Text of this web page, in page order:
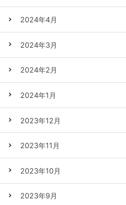
2024年4月
2024年3月
2024年2月
2024年1月
2023年12月
2023年11月
2023年10月
2023年9月